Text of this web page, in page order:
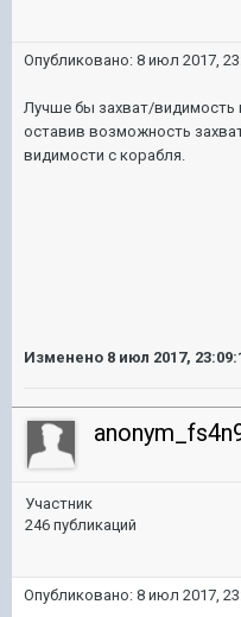
Опубликовано: 8 июл 2017,
Лучше бы захват/видимость
оставив возможность
видимости с корабля.
Изменено 8 июл 2017,
Участник
246 публикаций
Опубликовано: 8 июл 2017,